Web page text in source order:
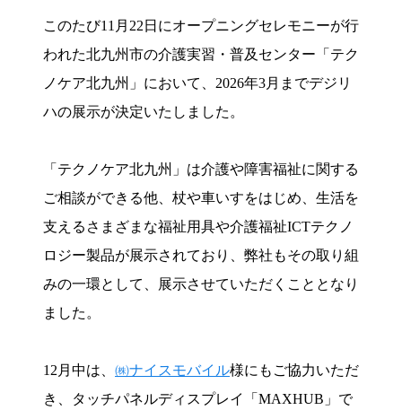
このたび11月22日にオープニングセレモニーが行
われた北九州市の介護実習・普及センター「テク
ノケア北九州」において、2026年3月までデジリ
ハの展示が決定いたしました。
「テクノケア北九州」は介護や障害福祉に関する
ご相談ができる他、杖や車いすをはじめ、生活を
支えるさまざまな福祉用具や介護福祉ICTテクノ
ロジー製品が展示されており、弊社もその取り組
みの一環として、展示させていただくこととなり
ました。
12月中は、 ㈱ナイスモバイル様にもご協力いただ
き、タッチパネルディスプレイ「MAXHUB」で